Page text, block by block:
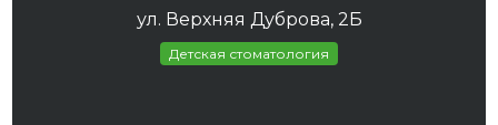
ул. Верхняя Дуброва, 2Б
Детская стоматология